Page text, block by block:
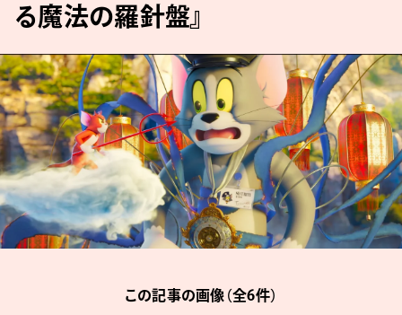
る魔法の羅針盤』
この記事の画像（全6件）